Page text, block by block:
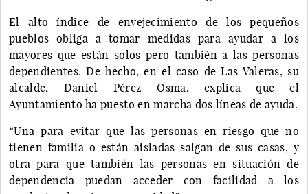
El alto índice de envejecimiento de los pequeños
pueblos obliga a tomar medidas para ayudar a los
mayores que están solos pero también a las personas
dependientes. De hecho, en el caso de Las Valeras, su
alcalde, Daniel Pérez Osma, explica que el
Ayuntamiento ha puesto en marcha dos líneas de ayuda.
“Una para evitar que las personas en riesgo que no
tienen familia o están aisladas salgan de sus casas, y
otra para que también las personas en situación de
dependencia puedan acceder con facilidad a los